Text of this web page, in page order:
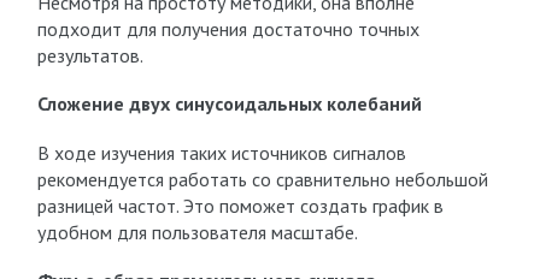
подходит для получения достаточно точных
результатов.
Сложение двух синусоидальных колебаний
В ходе изучения таких источников сигналов
рекомендуется работать со сравнительно небольшой
разницей частот. Это поможет создать график в
удобном для пользователя масштабе.